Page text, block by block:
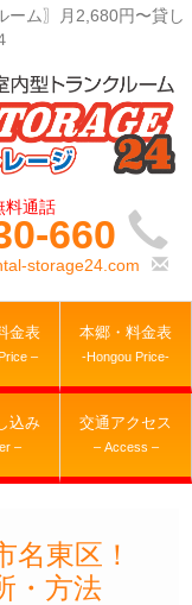
ーム〗月2,680円〜貸し
660
storage24.com
金表
–
本郷・料金表
-Hongou Price-
込み
–
交通アクセス
– Access –
名東区！
・方法